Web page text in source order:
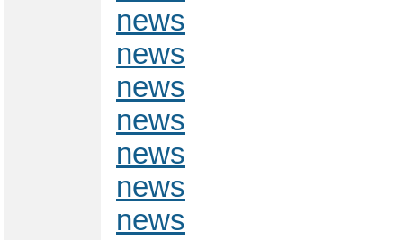
news
news
news
news
news
news
news